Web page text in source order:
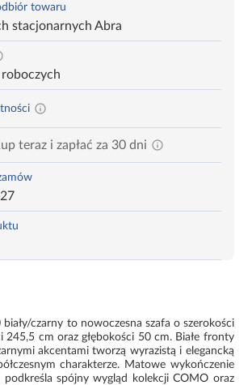
towaru
stacjonarnych Abra
teraz i zapłać za 30 dni
czarny to nowoczesna szafa o szerokości
245,5 cm oraz głębokości 50 cm. Białe fronty
akcentami tworzą wyrazistą i elegancką
charakterze. Matowe wykończenie
spójny wygląd kolekcji COMO oraz